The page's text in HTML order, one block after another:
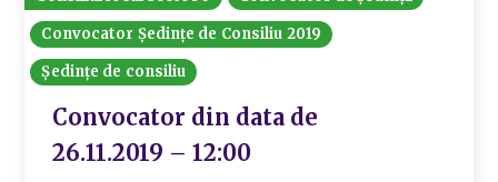
Convocator Ședințe de Consiliu 2019
Ședințe de consiliu
Convocator din data de
26.11.2019 – 12:00